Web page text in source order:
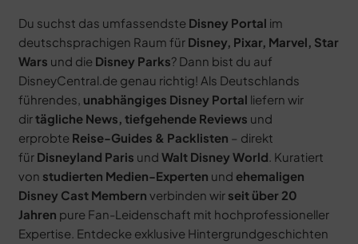
Du suchst das umfassendste Disney Portal im
deutschsprachigen Raum für Disney, Pixar, Marvel, Star
Wars und die Disney Parks? Dann bist du auf
DisneyCentral.de genau richtig! Als Deutschlands
führendes, unabhängiges Disney Portal liefern wir
dirtägliche News, tiefgehende Reviews und
erprobte Reise-Guides & Packlisten – direkt
für Disneyland Paris und Walt Disney World. Kuratiert
von studierten Medien-Experten und ehemaligen
Disney Cast Membern verbinden wir seit über 20
Jahren pure Fan-Leidenschaft mit hochprofessioneller
Expertise. Entdecke exklusive Hintergrundgeschichten